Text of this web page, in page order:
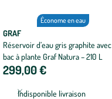
Économe en eau
GRAF
Réservoir d’eau gris graphite avec
bac à plante Graf Natura – 210 L
299,00 €
Indisponible livraison